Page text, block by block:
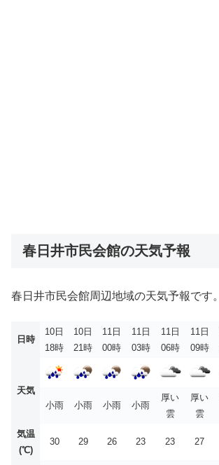
春日井市民会館の天気予報
春日井市民会館周辺地域の天気予報です。
日時
10日
18時
10日
21時
11日
00時
11日
03時
11日
06時
11日
09時
天気
小雨
小雨 小雨 小雨
厚い
雲
厚い
雲
気温
(℃)
30 29 26 23 23 27